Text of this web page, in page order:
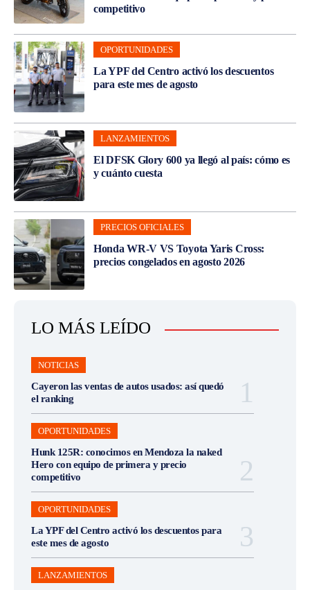
competitivo
OPORTUNIDADES
La YPF del Centro activó los descuentos
para este mes de agosto
LANZAMIENTOS
El DFSK Glory 600 ya llegó al país: cómo es
y cuánto cuesta
PRECIOS OFICIALES
Honda WR-V VS Toyota Yaris Cross:
precios congelados en agosto 2026
LO MÁS LEÍDO
NOTICIAS
Cayeron las ventas de autos usados: así quedó
el ranking
OPORTUNIDADES
Hunk 125R: conocimos en Mendoza la naked
Hero con equipo de primera y precio
competitivo
OPORTUNIDADES
La YPF del Centro activó los descuentos para
este mes de agosto
LANZAMIENTOS